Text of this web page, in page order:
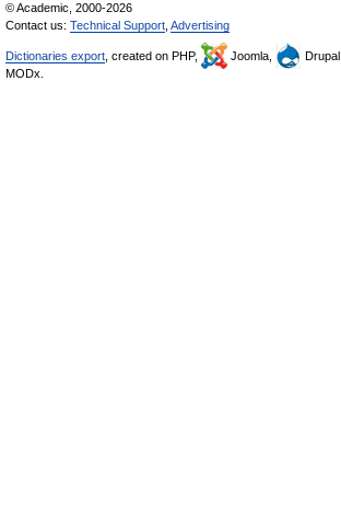
© Academic, 2000-2026
Contact us: Technical Support Advertising
Dictionaries export , created on PHP, Joomla, Drupal,
MODx.